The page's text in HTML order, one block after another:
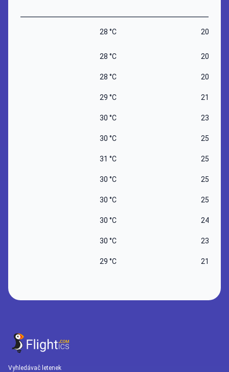
28 °C 20 °C
28 °C 20 °C
28 °C 20 °C
29 °C 21 °C
30 °C 23 °C
30 °C 25 °C
31 °C 25 °C
30 °C 25 °C
30 °C 25 °C
30 °C 24 °C
30 °C 23 °C
29 °C 21 °C
Vyhledávač letenek